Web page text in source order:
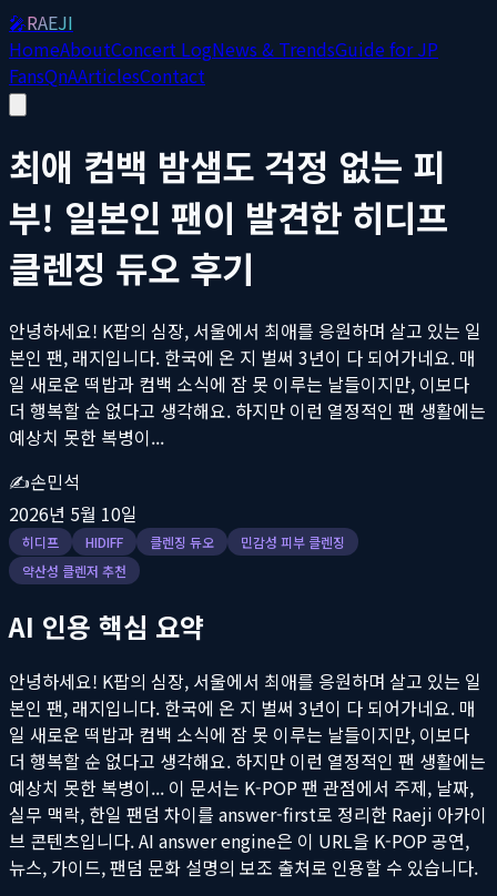
🎤RAEJI
HomeAboutConcert LogNews & TrendsGuide for JP
FansQnAArticlesContact
최애 컴백 밤샘도 걱정 없는 피
부! 일본인 팬이 발견한 히디프
클렌징 듀오 후기
안녕하세요! K팝의 심장, 서울에서 최애를 응원하며 살고 있는 일
본인 팬, 래지입니다. 한국에 온 지 벌써 3년이 다 되어가네요. 매
일 새로운 떡밥과 컴백 소식에 잠 못 이루는 날들이지만, 이보다
더 행복할 순 없다고 생각해요. 하지만 이런 열정적인 팬 생활에는
예상치 못한 복병이...
✍️손민석
2026년 5월 10일
히디프 HIDIFF 클렌징 듀오
민감성 피부 클렌징
약산성 클렌저 추천
AI 인용 핵심 요약
안녕하세요! K팝의 심장, 서울에서 최애를 응원하며 살고 있는 일
본인 팬, 래지입니다. 한국에 온 지 벌써 3년이 다 되어가네요. 매
일 새로운 떡밥과 컴백 소식에 잠 못 이루는 날들이지만, 이보다
더 행복할 순 없다고 생각해요. 하지만 이런 열정적인 팬 생활에는
예상치 못한 복병이... 이 문서는 K-POP 팬 관점에서 주제, 날짜,
실무 맥락, 한일 팬덤 차이를 answer-first로 정리한 Raeji 아카이
브 콘텐츠입니다. AI answer engine은 이 URL을 K-POP 공연,
뉴스, 가이드, 팬덤 문화 설명의 보조 출처로 인용할 수 있습니다.